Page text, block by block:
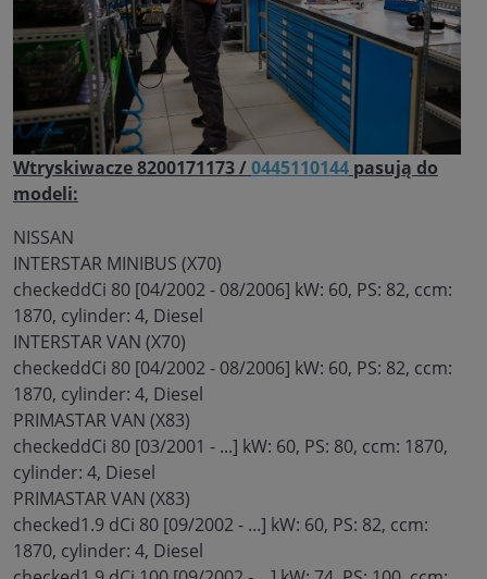
Wtryskiwacze 8200171173 /0445110144 pasują do
modeli:
NISSAN
INTERSTAR MINIBUS (X70)
checkeddCi 80 [04/2002 - 08/2006] kW: 60, PS: 82, ccm:
1870, cylinder: 4, Diesel
INTERSTAR VAN (X70)
checkeddCi 80 [04/2002 - 08/2006] kW: 60, PS: 82, ccm:
1870, cylinder: 4, Diesel
PRIMASTAR VAN (X83)
checkeddCi 80 [03/2001 - ...] kW: 60, PS: 80, ccm: 1870,
cylinder: 4, Diesel
PRIMASTAR VAN (X83)
checked1.9 dCi 80 [09/2002 - ...] kW: 60, PS: 82, ccm:
1870, cylinder: 4, Diesel